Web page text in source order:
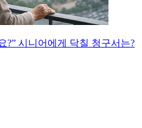
?” 시니어에게 닥칠 청구서는?